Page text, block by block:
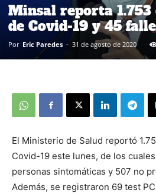
Minsal reporta 1.753
de Covid-19 y 45
Por Eric Paredes - 31 de agosto de 2020
El Ministerio de Salud reportó
Covid-19 este lunes, de los
personas sintomáticas y 507 no
Además, se registraron 69 test